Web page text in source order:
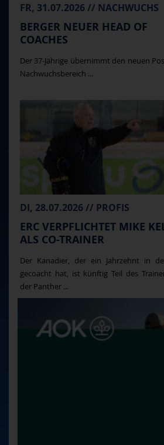
FR, 31.07.2026 // NACHWUCHS
BERGER NEUER HEAD OF
COACHES
Der 37-Jährige übernimmt den neuen
Nachwuchsbereich ...
DI, 28.07.2026 // PROFIS
ERC VERPFLICHTET MIKE
ALS CO-TRAINER
Der Kanadier, der ein Jahrzehnt in
gecoacht hat, ist künftig Teil des
der Panther ...